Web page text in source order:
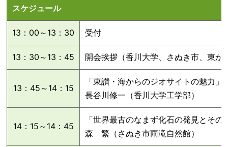
スケジュール
13：00～13：30 受付
13：30～13：45 開会挨拶（香川大学、さぬき市、東か
13：45～14：15
「東讃・海からのジオサイトの魅力」
長谷川修一（香川大学工学部）
14：15～14：45
「世界最古のなまず化石の発見とその
森 繁（さぬき市雨滝自然館）